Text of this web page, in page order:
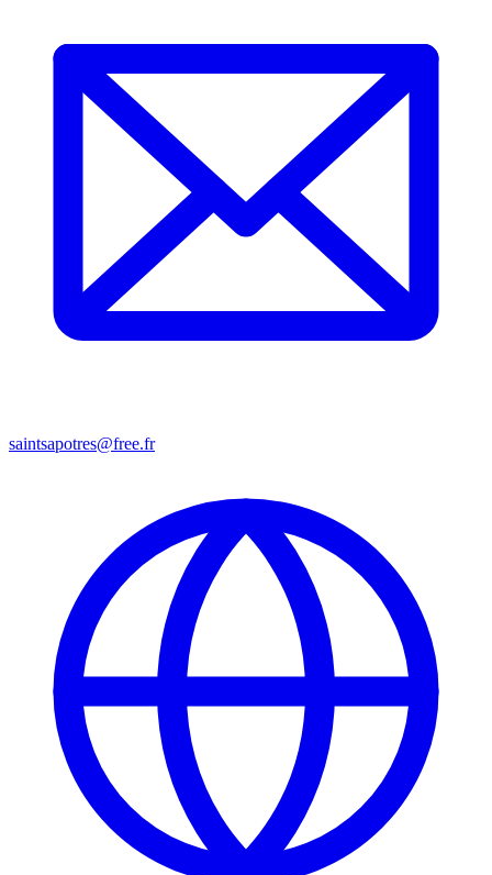
saintsapotres@free.fr